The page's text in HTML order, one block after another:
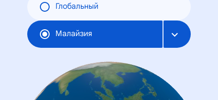
Глобальный
Малайзия